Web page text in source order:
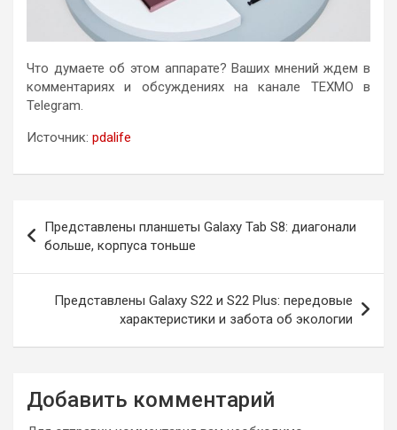
Что думаете об этом аппарате? Ваших мнений ждем в
комментариях и обсуждениях на канале ТЕХМО в
Telegram.
Источник: pdalife
по
записям
Представлены планшеты Galaxy Tab S8: диагонали
больше, корпуса тоньше
Представлены Galaxy S22 и S22 Plus: передовые
характеристики и забота об экологии
Добавить комментарий